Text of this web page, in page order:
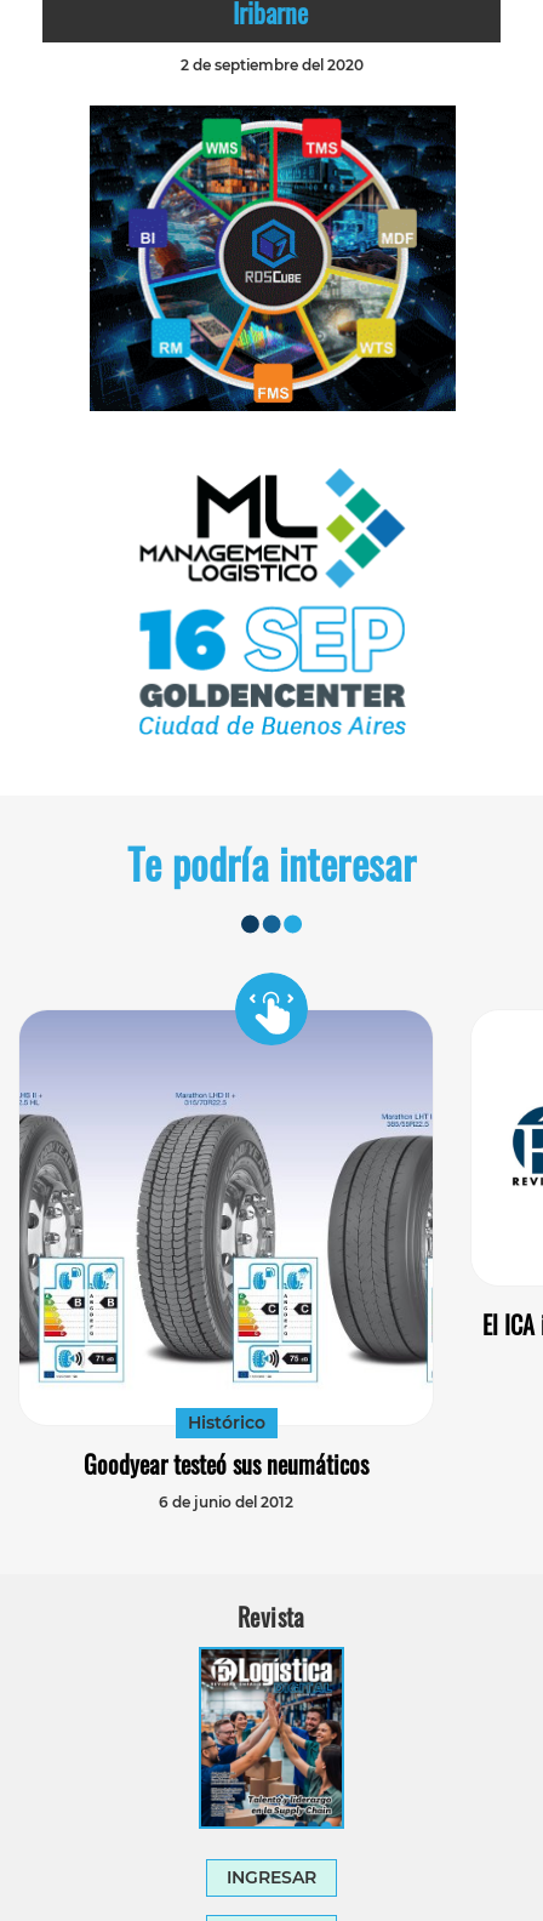
Iribarne
2 de septiembre del 2020
Te podría interesar
Histórico
Goodyear testeó sus neumáticos
6 de junio del 2012
El
Revista
INGRESAR